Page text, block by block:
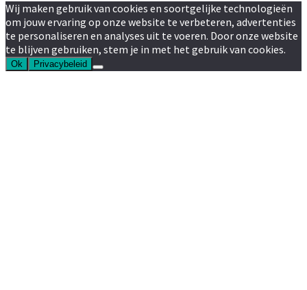
Wij maken gebruik van cookies en soortgelijke technologieën
om jouw ervaring op onze website te verbeteren, advertenties
te personaliseren en analyses uit te voeren. Door onze website
te blijven gebruiken, stem je in met het gebruik van cookies.
Ok Privacybeleid